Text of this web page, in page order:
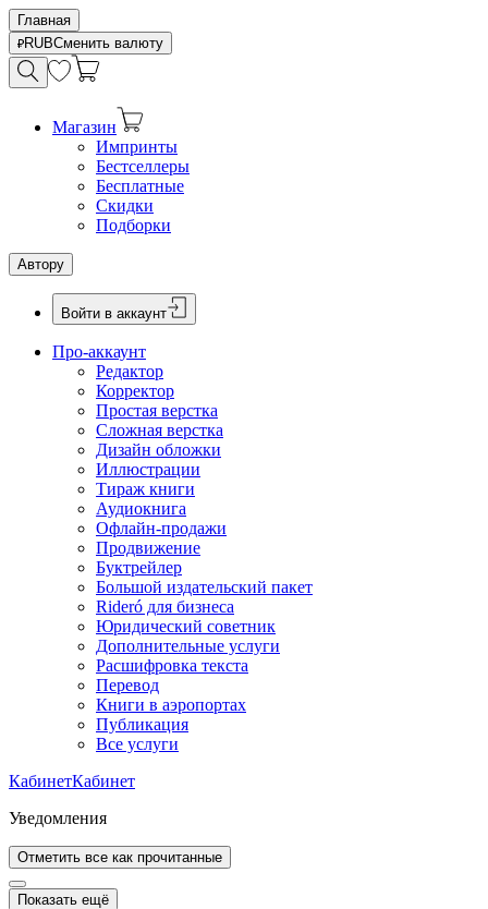
Главная
RUBСменить валюту
Магазин
Импринты
Бестселлеры
Бесплатные
Скидки
Подборки
Автору
Войти в аккаунт
Про-аккаунт
Редактор
Корректор
Простая верстка
Сложная верстка
Дизайн обложки
Иллюстрации
Тираж книги
Аудиокнига
Офлайн-продажи
Продвижение
Буктрейлер
Большой издательский пакет
Rideró для бизнеса
Юридический советник
Дополнительные услуги
Расшифровка текста
Перевод
Книги в аэропортах
Публикация
Все услуги
КабинетКабинет
Уведомления
Отметить все как прочитанные
Показать ещё